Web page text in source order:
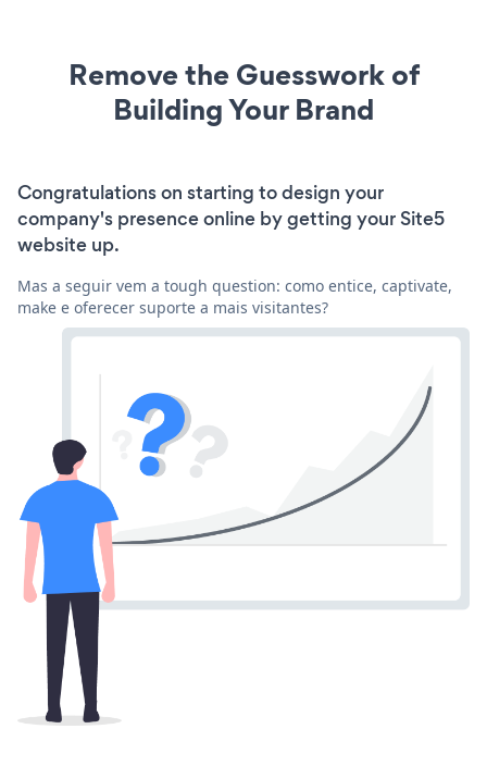
Remove the Guesswork of
Building Your Brand
Congratulations on starting to design your
company's presence online by getting your Site5
website up.
Mas a seguir vem a tough question: como entice, captivate,
make e oferecer suporte a mais visitantes?